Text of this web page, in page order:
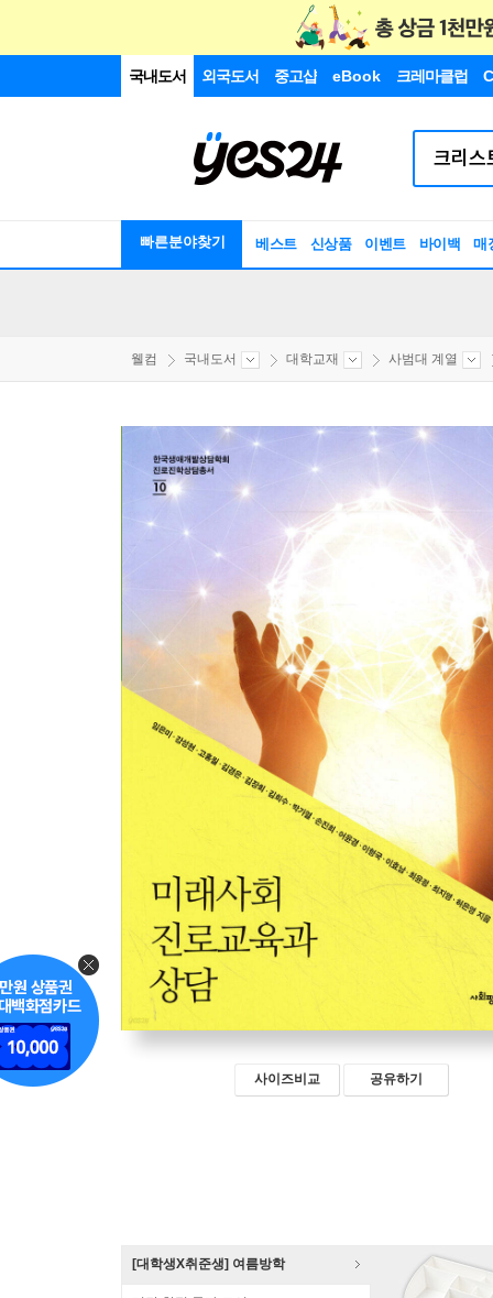
국내도서 외국도서 중고샵 eBook 크레마클럽
빠른분야찾기 베스트 신상품 이벤트 바이백 매
웰컴 국내도서 대학교재 사범대 계열
사이즈비교 공유하기
[대학생X취준생] 여름방학